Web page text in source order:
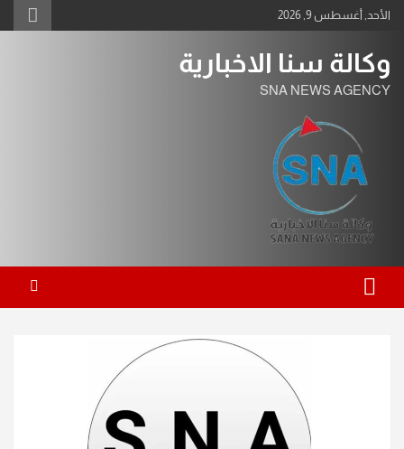
Skipالأحد, أغسطس 9, 2026
وكالة سنا الاخبارية
SNA NEWS AGENCY